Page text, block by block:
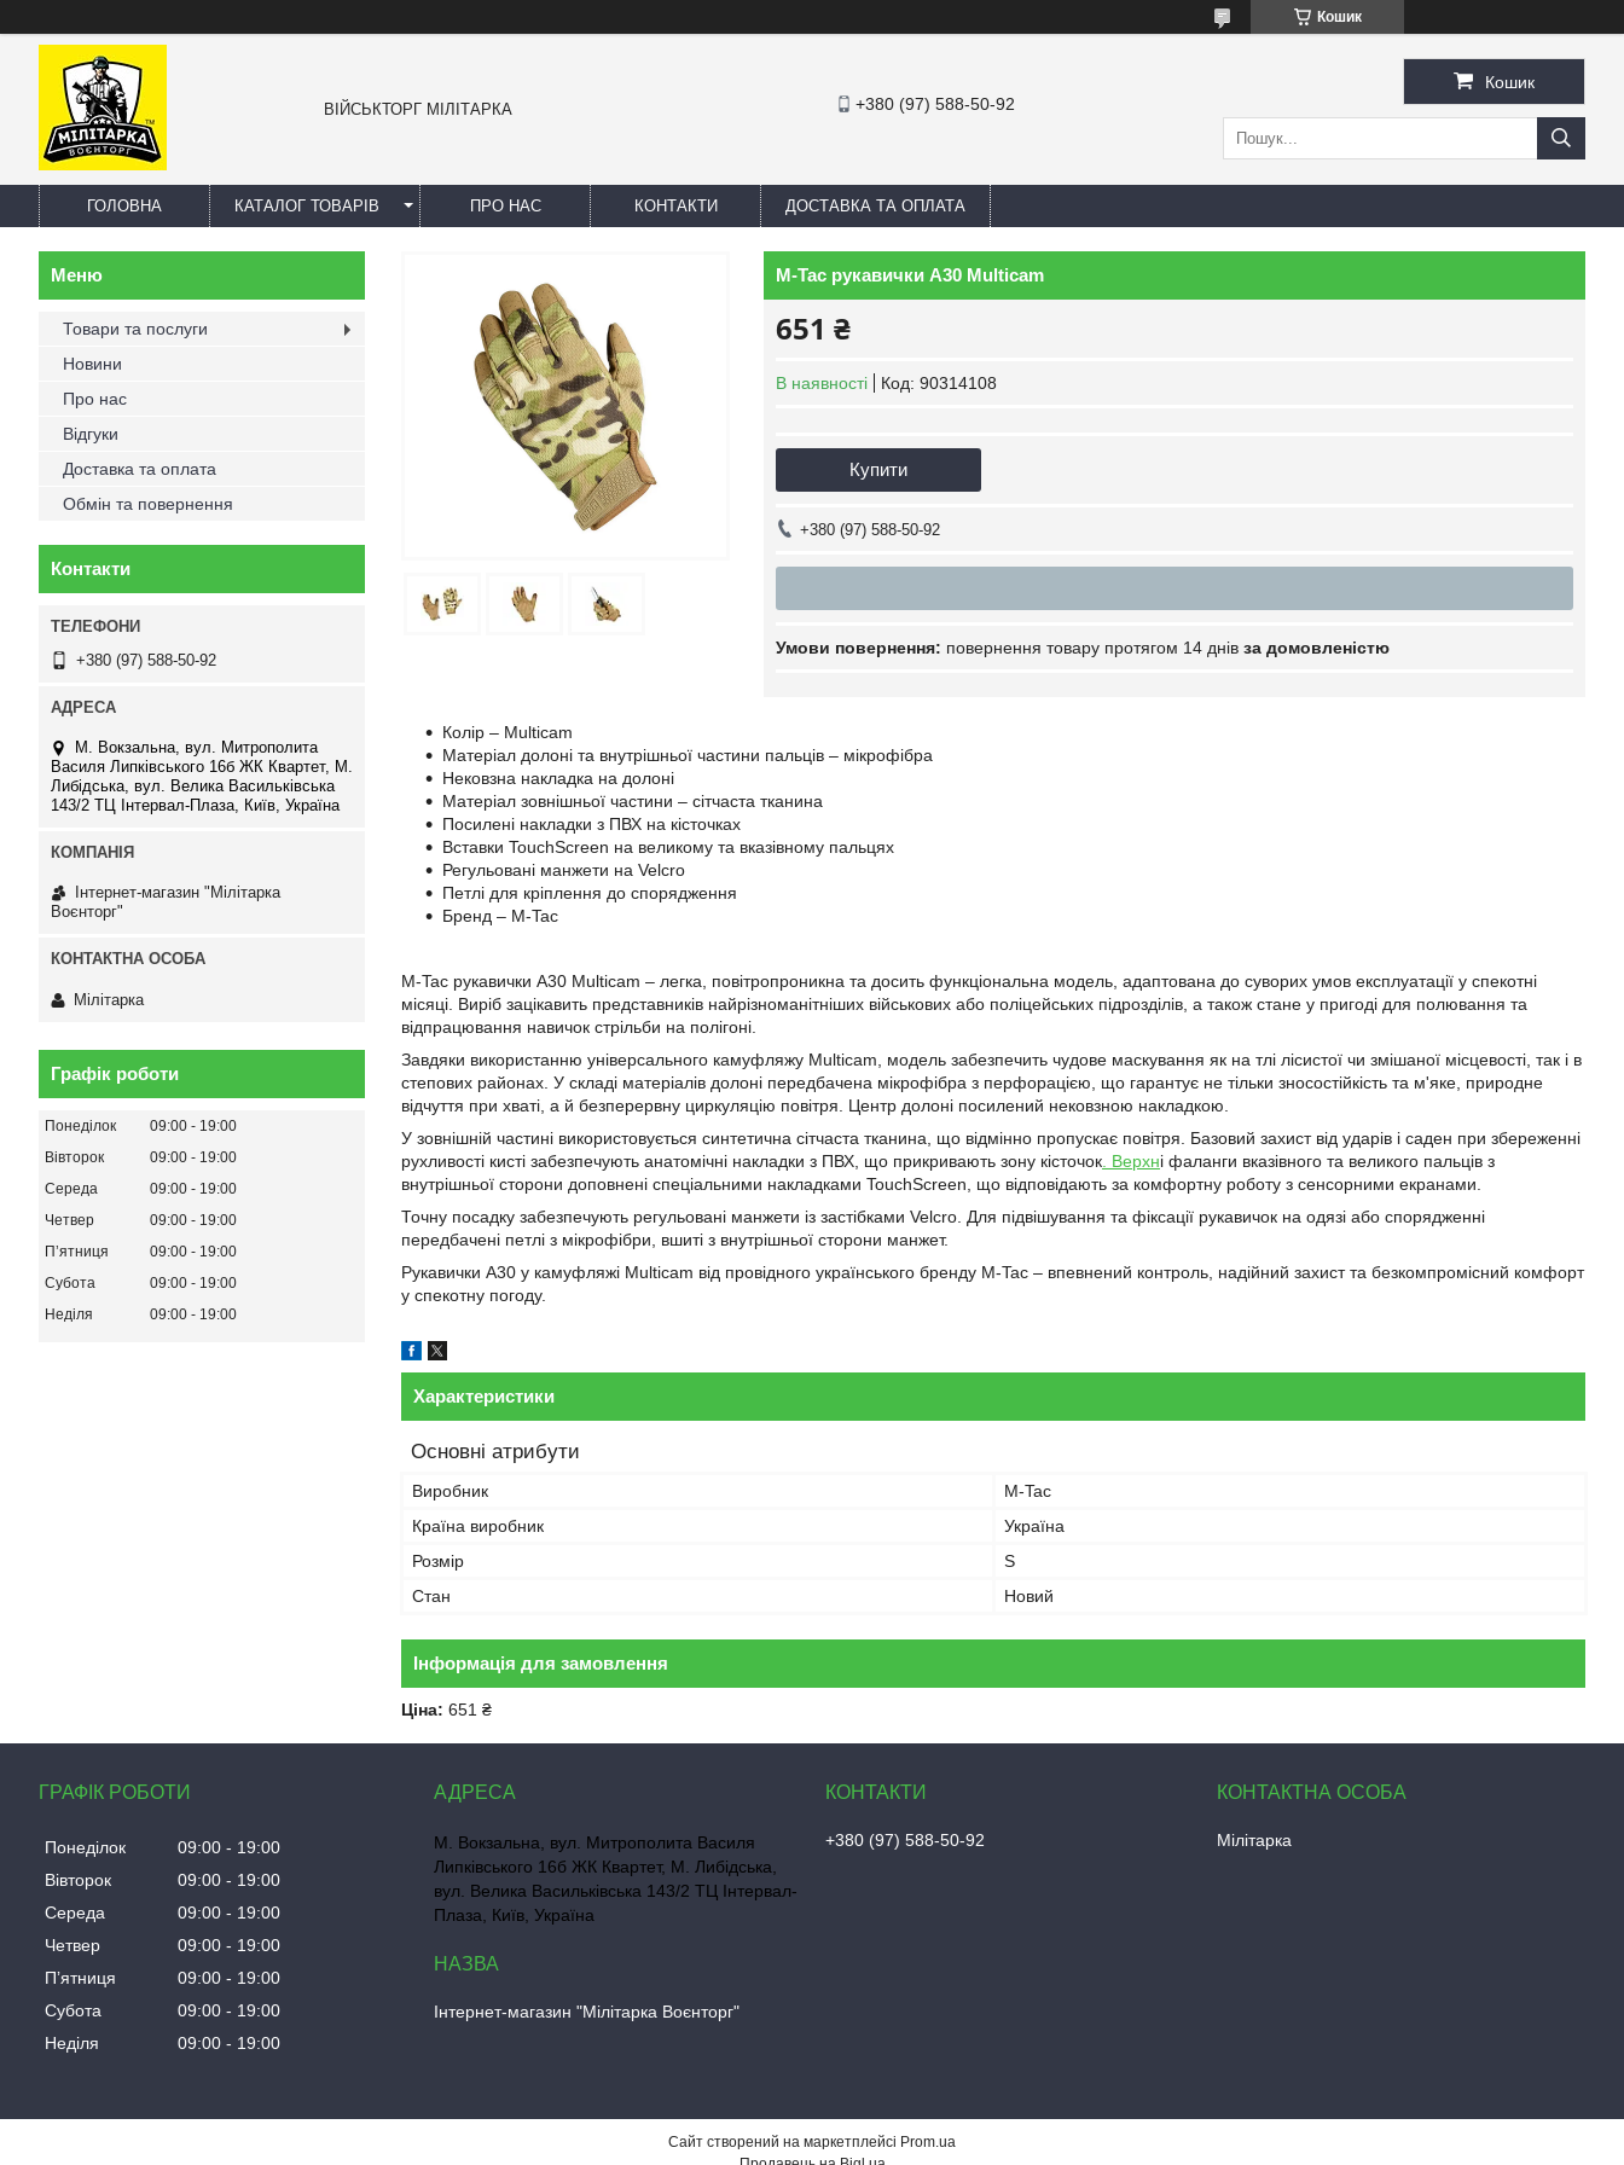
Кошик
ВІЙСЬКТОРГ МІЛІТАРКА +380 (97) 588-50-92
Кошик
ГОЛОВНА КАТАЛОГ ТОВАРІВ ПРО НАС КОНТАКТИ ДОСТАВКА ТА ОПЛАТА
M-Tac рукавички A30 Multicam
651 ₴
В наявності Код: 90314108
Купити
+380 (97) 588-50-92
повернення товару протягом 14 днів за домовленістю
Колір – Multicam
Матеріал долоні та внутрішньої частини пальців – мікрофібра
Нековзна накладка на долоні
Матеріал зовнішньої частини – сітчаста тканина
Посилені накладки з ПВХ на кісточках
Вставки TouchScreen на великому та вказівному пальцях
Регульовані манжети на Velcro
Петлі для кріплення до спорядження
Бренд – M-Tac
M-Tac рукавички A30 Multicam – легка, повітропроникна та досить функціональна модель, адаптована до суворих умов експлуатації у спекотні
місяці. Виріб зацікавить представників найрізноманітніших військових або поліцейських підрозділів, а також стане у пригоді для полювання та
відпрацювання навичок стрільби на полігоні.
Завдяки використанню універсального камуфляжу Multicam, модель забезпечить чудове маскування як на тлі лісистої чи змішаної місцевості, так і в
степових районах. У складі матеріалів долоні передбачена мікрофібра з перфорацією, що гарантує не тільки зносостійкість та м'яке, природне
відчуття при хваті, а й безперервну циркуляцію повітря. Центр долоні посилений нековзною накладкою.
У зовнішній частині використовується синтетична сітчаста тканина, що відмінно пропускає повітря. Базовий захист від ударів і саден при збереженні
рухливості кисті забезпечують анатомічні накладки з ПВХ, що прикривають зону кісточок . Верхні фаланги вказівного та великого пальців з
внутрішньої сторони доповнені спеціальними накладками TouchScreen, що відповідають за комфортну роботу з сенсорними екранами.
Точну посадку забезпечують регульовані манжети із застібками Velcro. Для підвішування та фіксації рукавичок на одязі або спорядженні
передбачені петлі з мікрофібри, вшиті з внутрішньої сторони манжет.
Рукавички A30 у камуфляжі Multicam від провідного українського бренду M-Tac – впевнений контроль, надійний захист та безкомпромісний комфорт
у спекотну погоду.
Характеристики
Основні атрибути
Виробник
M-Tac
Країна виробник
Україна
Розмір
S
Стан
Новий
Інформація для замовлення
Ціна: 651 ₴
Товари та послуги
Новини
Про нас
Відгуки
Доставка та оплата
Обмін та повернення
Контакти
+380 (97) 588-50-92
М. Вокзальна, вул. Митрополита
Василя Липківського 16б ЖК Квартет, М.
Либідська, вул. Велика Васильківська
143/2 ТЦ Інтервал-Плаза, Київ, Україна
Інтернет-магазин "Мілітарка
Воєнторг"
Мілітарка
Графік роботи
Понеділок 09:00
19:00
Вівторок
09:00
19:00
Середа
09:00
19:00
Четвер
09:00
19:00
Пʼятниця
09:00
19:00
Субота
09:00
19:00
Неділя
09:00 19:00
ГРАФІК РОБОТИ
Понеділок 09:00
19:00
Вівторок
09:00
19:00
Середа
09:00
19:00
Четвер
09:00
19:00
Пʼятниця
09:00
19:00
Субота
09:00
19:00
Неділя
09:00 19:00
М. Вокзальна, вул. Митрополита Василя
Липківського 16б ЖК Квартет, М. Либідська,
вул. Велика Васильківська 143/2 ТЦ Інтервал-
Плаза, Київ, Україна
Інтернет-магазин "Мілітарка Воєнторг"
+380 (97) 588-50-92 Мілітарка
Сайт створений на маркетплейсі Prom.ua